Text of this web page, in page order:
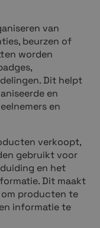
van
beurzen of
worden
Dit helpt
en
en
verkoopt,
gebruikt voor
en het
Dit maakt
producten te
informatie te